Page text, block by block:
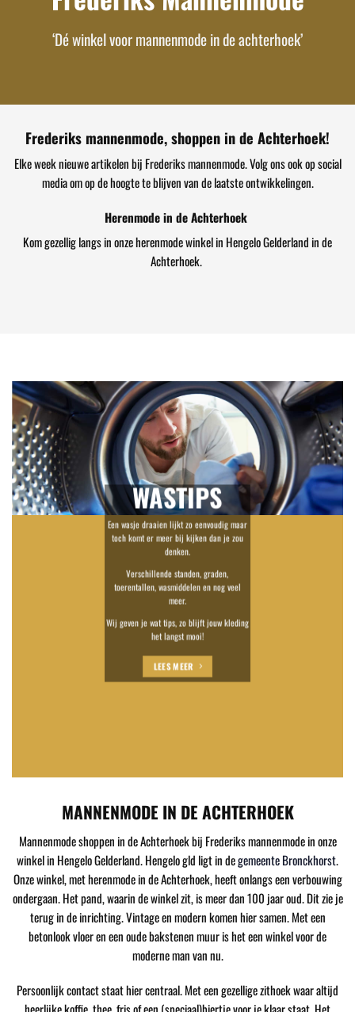
‘Dé winkel voor mannenmode in de achterhoek’
Frederiks mannenmode, shoppen in de Achterhoek!
Elke week nieuwe artikelen bij Frederiks mannenmode. Volg ons ook op social
media om op de hoogte te blijven van de laatste ontwikkelingen.
Herenmode in de Achterhoek
Kom gezellig langs in onze herenmode winkel in Hengelo Gelderland in de
Achterhoek.
WASTIPS
Een wasje draaien lijkt zo eenvoudig maar
toch komt er meer bij kijken dan je zou
denken.
Verschillende standen, graden,
toerentallen, wasmiddelen en nog veel
meer.
Wij geven je wat tips, zo blijft jouw kleding
het langst mooi!
LEES MEER
MANNENMODE IN DE ACHTERHOEK
Mannenmode shoppen in de Achterhoek bij Frederiks mannenmode in onze
winkel in Hengelo Gelderland. Hengelo gld ligt in degemeente Bronckhorst.
Onze winkel, met herenmode in de Achterhoek, heeft onlangs een verbouwing
ondergaan. Het pand, waarin de winkel zit, is meer dan 100 jaar oud. Dit zie je
terug in de inrichting. Vintage en modern komen hier samen. Met een
betonlook vloer en een oude bakstenen muur is het een winkel voor de
moderne man van nu.
Persoonlijk contact staat hier centraal. Met een gezellige zithoek waar altijd
heerlijke koffie, thee, fris of een (speciaal)biertje voor je klaar staat. Het